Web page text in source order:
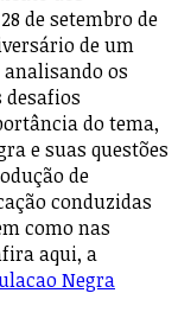
de setembro de
de um
os
desafios
do tema,
e suas questões
de
conduzidas
como nas
aqui, a
Negra